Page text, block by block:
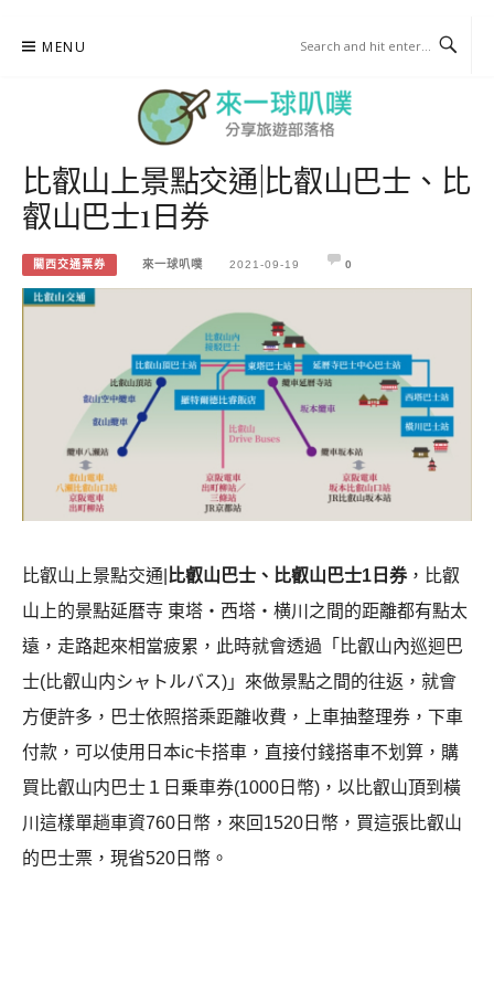
MENU
來一球叭噗
分享日本自助部落格
比叡山上景點交通|比叡山巴士、比
叡山巴士1日券
關西交通票券 來一球叭噗 2021-09-19 0
比叡山上景點交通| 比叡山巴士、比叡山巴士1日券，比叡
山上的景點延暦寺 東塔・西塔・横川之間的距離都有點太
遠，走路起來相當疲累，此時就會透過「比叡山內巡迴巴
士(比叡山内シャトルバス)」來做景點之間的往返，就會
方便許多，巴士依照搭乘距離收費，上車抽整理券，下車
付款，可以使用日本ic卡搭車，直接付錢搭車不划算，購
買比叡山内巴士１日乗車券(1000日幣)，以比叡山頂到橫
川這樣單趟車資760日幣，來回1520日幣，買這張比叡山
的巴士票，現省520日幣。